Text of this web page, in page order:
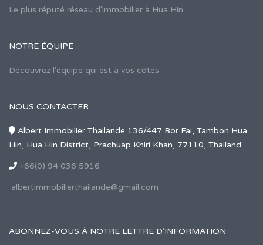
Le plus réputé réseau d'immobilier à Hua Hin
NOTRE ÉQUIPE
Découvrez l'équipe qui est à vos côtés
NOUS CONTACTER
Albert Immobilier Thailande 136/447 Bor Fai, Tambon Hua
Hin, Hua Hin District, Prachuap Khiri Khan, 77110, Thailand
+66(0) 94 036 5916
albertimmobilierthailande@gmail.com
ABONNEZ-VOUS À NOTRE LETTRE D’INFORMATION